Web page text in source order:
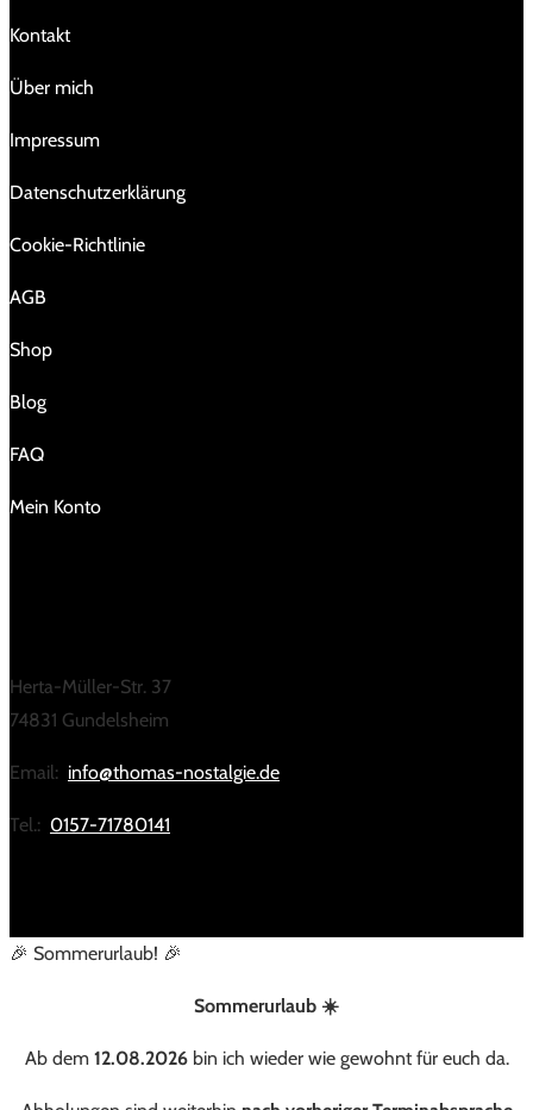
Kontakt
Über mich
Impressum
Da­ten­schutz­er­klä­rung
Cookie-Richtlinie
AGB
Shop
Blog
FAQ
Mein Konto
Herta-Müller-Str. 37
74831 Gundelsheim
Email: info@thomas-nostalgie.de
Tel.: 0157-71780141
🎉 Sommerurlaub! 🎉
Sommerurlaub ☀️
Ab dem 12.08.2026bin ich wieder wie gewohnt für euch da.